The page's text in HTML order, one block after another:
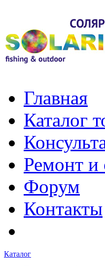
Главная
Каталог
Ремонт и
Форум
Контакты
Каталог